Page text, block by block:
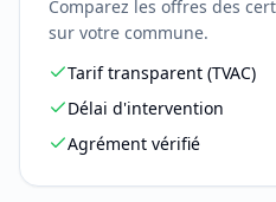
Comparez les offres des
sur votre commune.
Tarif transparent (TVAC)
Délai d'intervention
Agrément vérifié